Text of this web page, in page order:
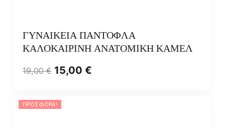
ΓΥΝΑΙΚΕΙΑ ΠΑΝΤΟΦΛΑ
ΚΑΛΟΚΑΙΡΙΝΗ ΑΝΑΤΟΜΙΚΗ ΚΑΜΕΛ
19,00€ 15,00 €
ΠΡΟΣΦΟΡΆ!